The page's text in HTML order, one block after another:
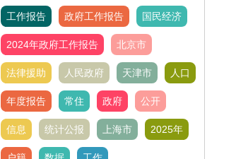
工作报告 政府工作报告 国民经济
2024年政府工作报告 北京市
法律援助 人民政府 天津市 人口
年度报告 常住 政府 公开
信息 统计公报 上海市 2025年